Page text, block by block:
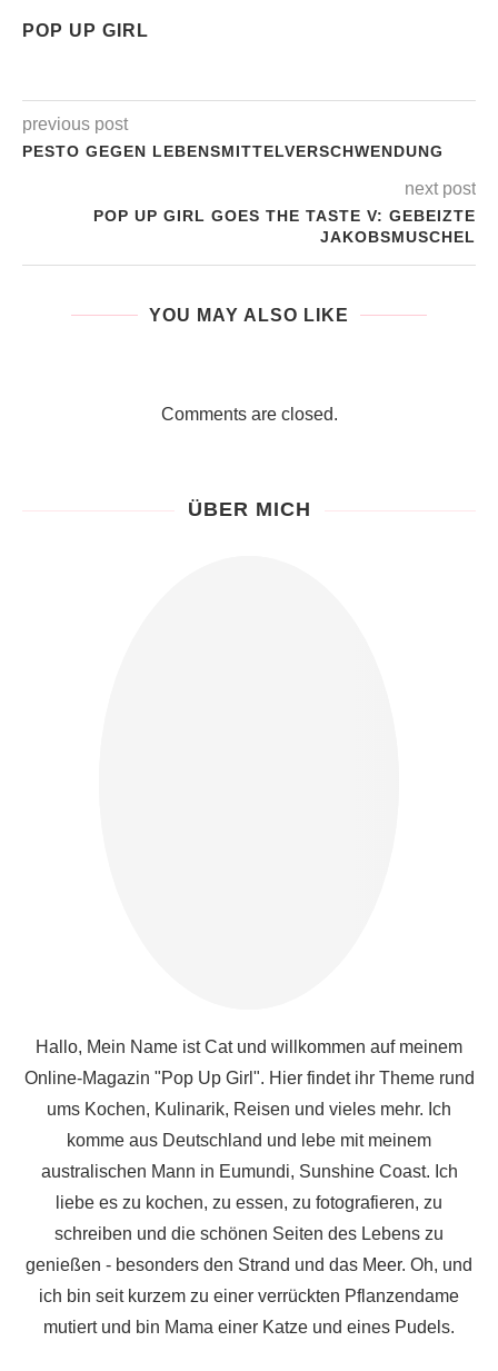
POP UP GIRL
previous post
PESTO GEGEN LEBENSMITTELVERSCHWENDUNG
next post
POP UP GIRL GOES THE TASTE V: GEBEIZTE
JAKOBSMUSCHEL
YOU MAY ALSO LIKE
Comments are closed.
ÜBER MICH
Hallo, Mein Name ist Cat und willkommen auf meinem
Online-Magazin "Pop Up Girl". Hier findet ihr Theme rund
ums Kochen, Kulinarik, Reisen und vieles mehr. Ich
komme aus Deutschland und lebe mit meinem
australischen Mann in Eumundi, Sunshine Coast. Ich
liebe es zu kochen, zu essen, zu fotografieren, zu
schreiben und die schönen Seiten des Lebens zu
genießen - besonders den Strand und das Meer. Oh, und
ich bin seit kurzem zu einer verrückten Pflanzendame
mutiert und bin Mama einer Katze und eines Pudels.